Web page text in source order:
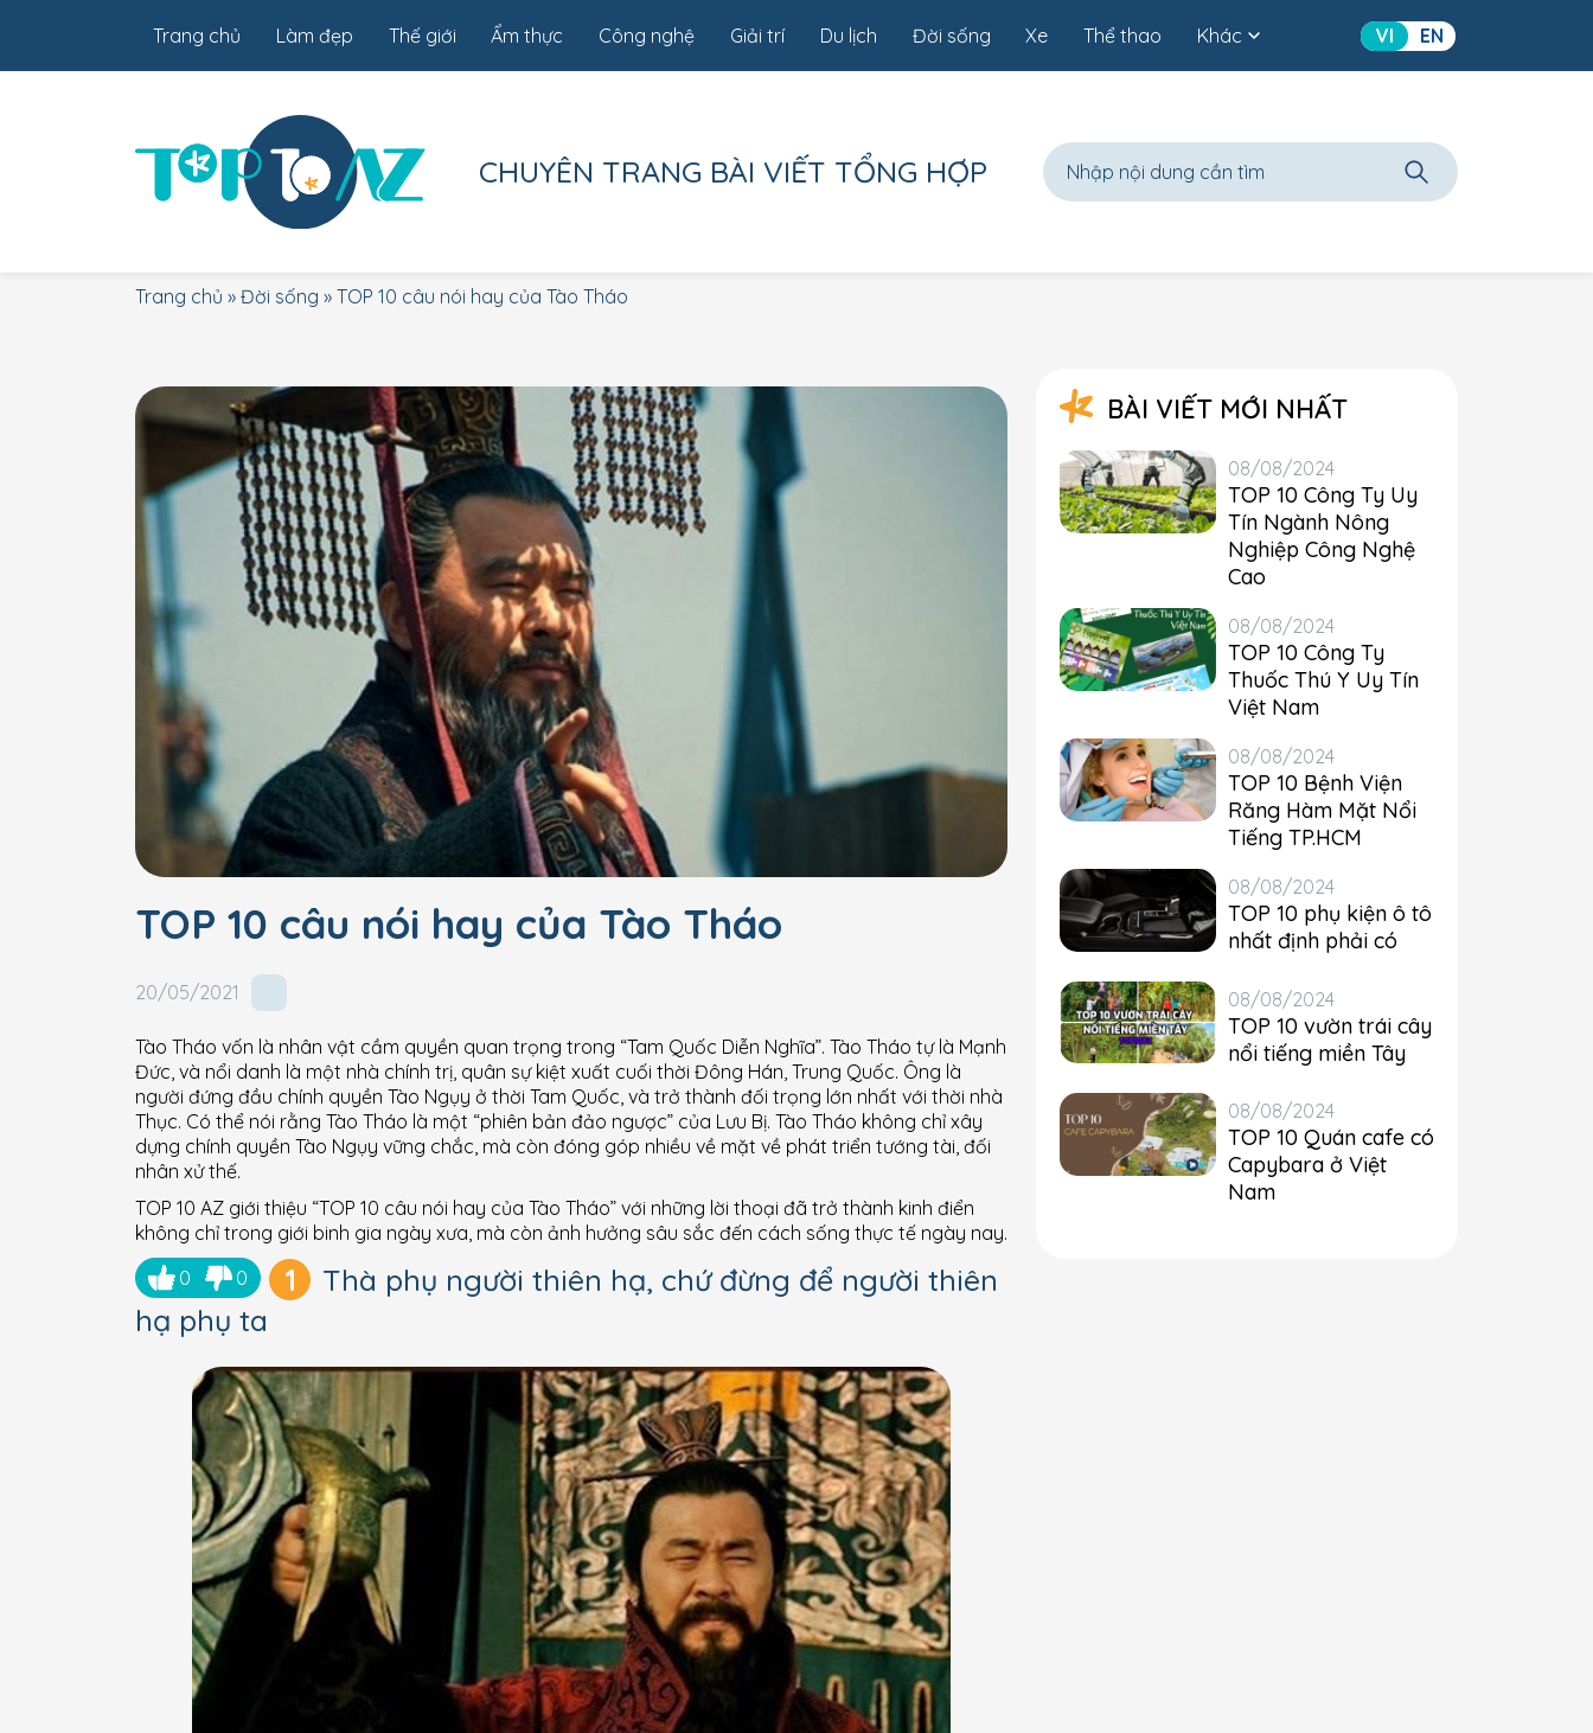
Trang chủ Làm đẹp Thế giới Ẩm thực Công nghệ Giải trí Du lịch Đời sống Xe Thể thao Khác VI EN
CHUYÊN TRANG BÀI VIẾT TỔNG HỢP
Trang chủ » Đời sống » TOP 10 câu nói hay của Tào Tháo
TOP 10 câu nói hay của Tào Tháo
20/05/2021
Tào Tháo vốn là nhân vật cầm quyền quan trọng trong “Tam Quốc Diễn Nghĩa”. Tào Tháo tự là Mạnh
Đức, và nổi danh là một nhà chính trị, quân sự kiệt xuất cuối thời Đông Hán, Trung Quốc. Ông là
người đứng đầu chính quyền Tào Ngụy ở thời Tam Quốc, và trở thành đối trọng lớn nhất với thời nhà
Thục. Có thể nói rằng Tào Tháo là một “phiên bản đảo ngược” của Lưu Bị. Tào Tháo không chỉ xây
dựng chính quyền Tào Ngụy vững chắc, mà còn đóng góp nhiều về mặt về phát triển tướng tài, đối
nhân xử thế.
TOP 10 AZ giới thiệu “TOP 10 câu nói hay của Tào Tháo” với những lời thoại đã trở thành kinh điển
không chỉ trong giới binh gia ngày xưa, mà còn ảnh hưởng sâu sắc đến cách sống thực tế ngày nay.
0
0 1
Thà phụ người thiên hạ, chứ đừng để người thiên
hạ phụ ta
BÀI VIẾT MỚI NHẤT
08/08/2024
TOP 10 Công Ty Uy
Tín Ngành Nông
Nghiệp Công Nghệ
Cao
08/08/2024
TOP 10 Công Ty
Thuốc Thú Y Uy Tín
Việt Nam
08/08/2024
TOP 10 Bệnh Viện
Răng Hàm Mặt Nổi
Tiếng TP.HCM
08/08/2024
TOP 10 phụ kiện ô tô
nhất định phải có
08/08/2024
TOP 10 vườn trái cây
nổi tiếng miền Tây
08/08/2024
TOP 10 Quán cafe có
Capybara ở Việt
Nam